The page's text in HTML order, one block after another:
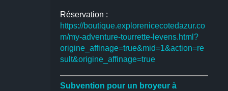
Réservation :
https://boutique.explorenicecotedazur.co
m/my-adventure-tourrette-levens.html?
origine_affinage=true&mid=1&action=re
sult&origine_affinage=true
Subvention pour un broyeur à